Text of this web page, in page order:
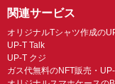
関連サービス
オリジナルTシャツ作成の
UP-T Talk
UP-T クジ
ガス代無料のNFT販売・